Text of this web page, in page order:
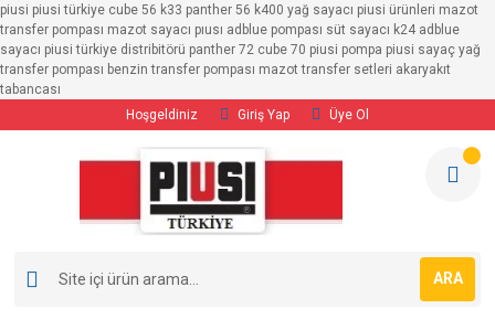
piusi piusi türkiye cube 56 k33 panther 56 k400 yağ sayacı piusi ürünleri mazot
transfer pompası mazot sayacı pıusı adblue pompası süt sayacı k24 adblue
sayacı piusi türkiye distribitörü panther 72 cube 70 piusi pompa piusi sayaç yağ
transfer pompası benzin transfer pompası mazot transfer setleri akaryakıt
tabancası
Hoşgeldiniz
Giriş Yap Üye Ol
ARA